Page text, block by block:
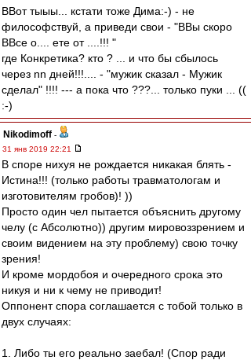
ВВот тыыы... кстати тоже Дима:-) - не
философствуй, а приведи свои - "ВВы скоро
ВВсе о.... ете от ....!!! "
где Конкретика? кто ? ... и что бы сбылось
через nn дней!!!.... - "мужик сказал - Мужик
сделал" !!!! --- а пока что ???... только пуки ... ((
:-)
Nikodimoff -
31 янв 2019 22:21
В споре нихуя не рождается никакая блять -
Истина!!! (только работы травматологам и
изготовителям гробов)! ))
Просто один чел пытается объяснить другому
челу (с Абсолютно)) другим мировоззрением и
своим видением на эту проблему) свою точку
зрения!
И кроме мордобоя и очередного срока это
никуя и ни к чему не приводит!
Оппонент спора соглашается с тобой только в
двух случаях:
1. Либо ты его реально заебал! (Спор ради